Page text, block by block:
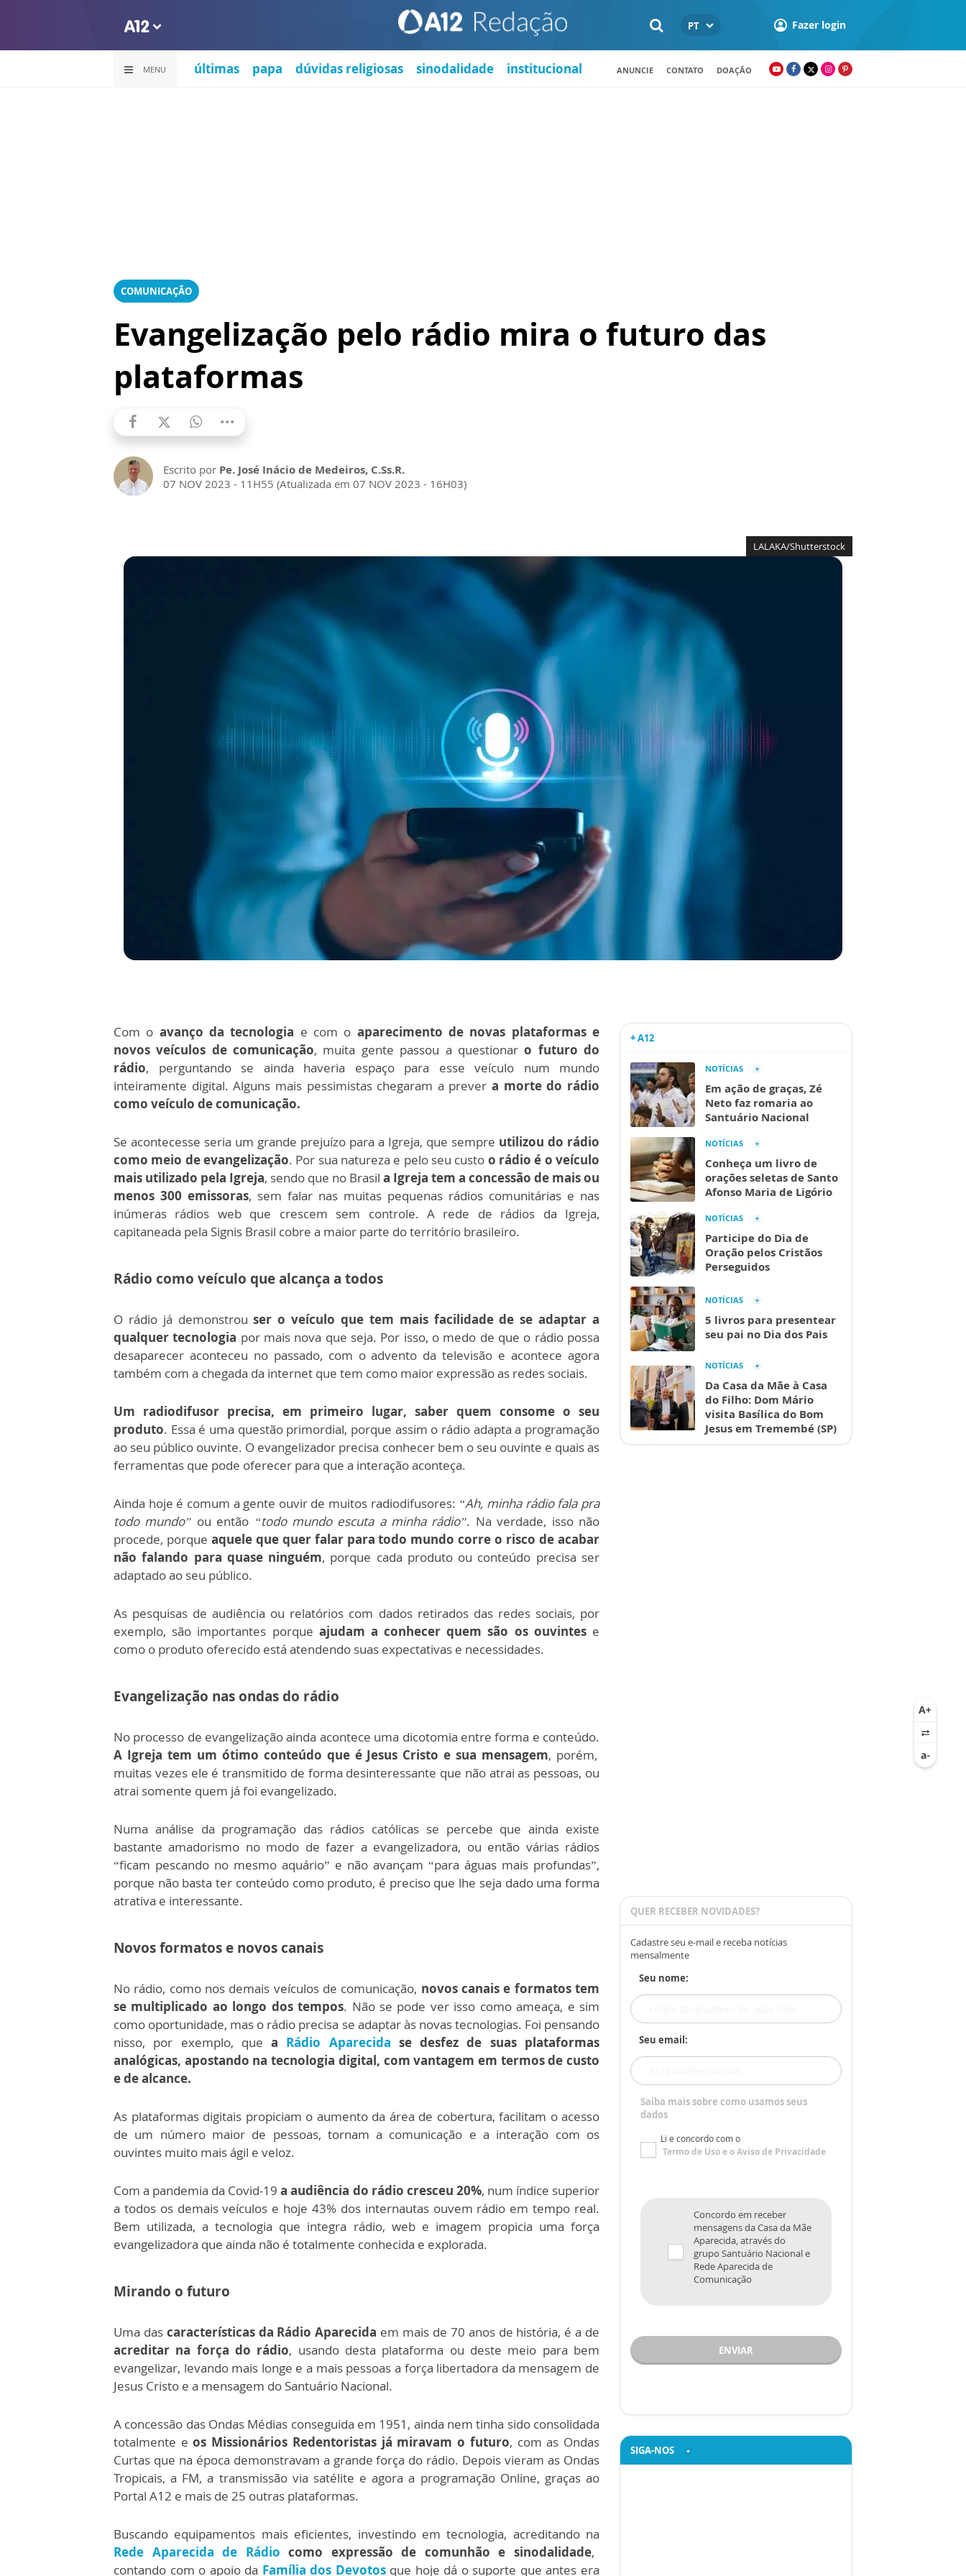
PT Fazer login
MENU últimas papa dúvidas religiosas sinodalidade institucional ANUNCIE CONTATO DOAÇÃO
COMUNICAÇÃO
Evangelização pelo rádio mira o futuro das
plataformas
Escrito por Pe. José Inácio de Medeiros, C.Ss.R.
07 NOV 2023 - 11H55 (Atualizada em 07 NOV 2023 - 16H03)
LALAKA/Shutterstock
Com o avanço da tecnologia e com o aparecimento de novas plataformas e
novos veículos de comunicação, muita gente passou a questionaro futuro do
rádio, perguntando se ainda haveria espaço para esse veículo num mundo
inteiramente digital. Alguns mais pessimistas chegaram a prevera morte do rádio
como veículo de comunicação.
Se acontecesse seria um grande prejuízo para a Igreja, que sempre utilizou do rádio
como meio de evangelização. Por sua natureza e pelo seu custo o rádio é o veículo
mais utilizado pela Igreja, sendo que no Brasil a Igreja tem a concessão de mais ou
menos 300 emissoras, sem falar nas muitas pequenas rádios comunitárias e nas
inúmeras rádios web que crescem sem controle. A rede de rádios da Igreja,
capitaneada pela Signis Brasil cobre a maior parte do território brasileiro.
Rádio como veículo que alcança a todos
O rádio já demonstrouser o veículo que tem mais facilidade de se adaptar a
qualquer tecnologia por mais nova que seja. Por isso, o medo de que o rádio possa
desaparecer aconteceu no passado, com o advento da televisão e acontece agora
também com a chegada da internet que tem como maior expressão as redes sociais.
Um radiodifusor precisa, em primeiro lugar, saber quem consome o seu
produto. Essa é uma questão primordial, porque assim o rádio adapta a programação
ao seu público ouvinte. O evangelizador precisa conhecer bem o seu ouvinte e quais as
ferramentas que pode oferecer para que a interação aconteça.
Ainda hoje é comum a gente ouvir de muitos radiodifusores: “Ah, minha rádio fala pra
todo mundo” ou então “todo mundo escuta a minha rádio”. Na verdade, isso não
procede, porque aquele que quer falar para todo mundo corre o risco de acabar
não falando para quase ninguém, porque cada produto ou conteúdo precisa ser
adaptado ao seu público.
As pesquisas de audiência ou relatórios com dados retirados das redes sociais, por
exemplo, são importantes porque ajudam a conhecer quem são os ouvintese
como o produto oferecido está atendendo suas expectativas e necessidades.
Evangelização nas ondas do rádio
No processo de evangelização ainda acontece uma dicotomia entre forma e conteúdo.
A Igreja tem um ótimo conteúdo que é Jesus Cristo e sua mensagem, porém,
muitas vezes ele é transmitido de forma desinteressante que não atrai as pessoas, ou
atrai somente quem já foi evangelizado.
Numa análise da programação das rádios católicas se percebe que ainda existe
bastante amadorismo no modo de fazer a evangelizadora, ou então várias rádios
“ficam pescando no mesmo aquário” e não avançam “para águas mais profundas”,
porque não basta ter conteúdo como produto, é preciso que lhe seja dado uma forma
atrativa e interessante.
Novos formatos e novos canais
No rádio, como nos demais veículos de comunicação, novos canais e formatos tem
se multiplicado ao longo dos tempos. Não se pode ver isso como ameaça, e sim
como oportunidade, mas o rádio precisa se adaptar às novas tecnologias. Foi pensando
nisso, por exemplo, quea Rádio Aparecida se desfez de suas plataformas
analógicas, apostando na tecnologia digital, com vantagem em termos de custo
e de alcance.
As plataformas digitais propiciam o aumento da área de cobertura, facilitam o acesso
de um número maior de pessoas, tornam a comunicação e a interação com os
ouvintes muito mais ágil e veloz.
Com a pandemia da Covid-19a audiência do rádio cresceu 20%, num índice superior
a todos os demais veículos e hoje 43% dos internautas ouvem rádio em tempo real.
Bem utilizada, a tecnologia que integra rádio, web e imagem propicia uma força
evangelizadora que ainda não é totalmente conhecida e explorada.
Mirando o futuro
Uma dascaracterísticas da Rádio Aparecida em mais de 70 anos de história, é a de
acreditar na força do rádio, usando desta plataforma ou deste meio para bem
evangelizar, levando mais longe e a mais pessoas a força libertadora da mensagem de
Jesus Cristo e a mensagem do Santuário Nacional.
A concessão das Ondas Médias conseguida em 1951, ainda nem tinha sido consolidada
totalmente eos Missionários Redentoristas já miravam o futuro, com as Ondas
Curtas que na época demonstravam a grande força do rádio. Depois vieram as Ondas
Tropicais, a FM, a transmissão via satélite e agora a programação Online, graças ao
Portal A12 e mais de 25 outras plataformas.
Buscando equipamentos mais eficientes, investindo em tecnologia, acreditando na
Rede Aparecida de Rádio como expressão de comunhão e sinodalidade,
contando com o apoio da Família dos Devotosque hoje dá o suporte que antes era
+ A12
NOTÍCIAS
Em ação de graças, Zé
Neto faz romaria ao
Santuário Nacional
NOTÍCIAS
Conheça um livro de
orações seletas de Santo
Afonso Maria de Ligório
NOTÍCIAS
Participe do Dia de
Oração pelos Cristãos
Perseguidos
NOTÍCIAS
5 livros para presentear
seu pai no Dia dos Pais
NOTÍCIAS
Da Casa da Mãe à Casa
do Filho: Dom Mário
visita Basílica do Bom
Jesus em Tremembé (SP)
QUER RECEBER NOVIDADES?
Cadastre seu e-mail e receba notícias
mensalmente
Seu nome:
Seu email:
Saiba mais sobre como usamos seus
dados
Li e concordo com o
Termo de Usoe oAviso de Privacidade
Concordo em receber
mensagens da Casa da Mãe
Aparecida, através do
grupo Santuário Nacional e
Rede Aparecida de
Comunicação
ENVIAR
SIGA-NOS